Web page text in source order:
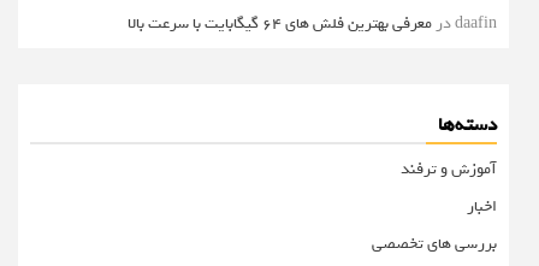
daafinدر معرفی بهترین فلش های 64 گیگابایت با سرعت بالا
دسته‌ها
آموزش و ترفند
اخبار
بررسی های تخصصی